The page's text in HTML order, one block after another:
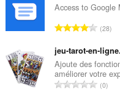
Access to Google
Ö
s
z
e
s
28
jeu-tarot-en-
Ajoute des
améliorer votre
Ö0